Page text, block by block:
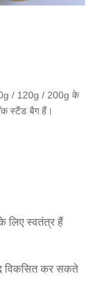
/ 120g / 200g के
स्टैंड बैग हैं।
लिए स्वतंत्र हैं
विकसित कर सकते